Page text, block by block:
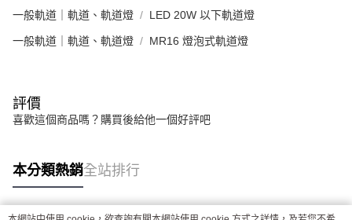
一般軌道｜軌道、軌道燈 LED 20W 以下軌道燈
一般軌道｜軌道、軌道燈 MR16 燈泡式軌道燈
評價
喜歡這個商品嗎？購買後給他一個好評吧
本分類熱銷全站排行